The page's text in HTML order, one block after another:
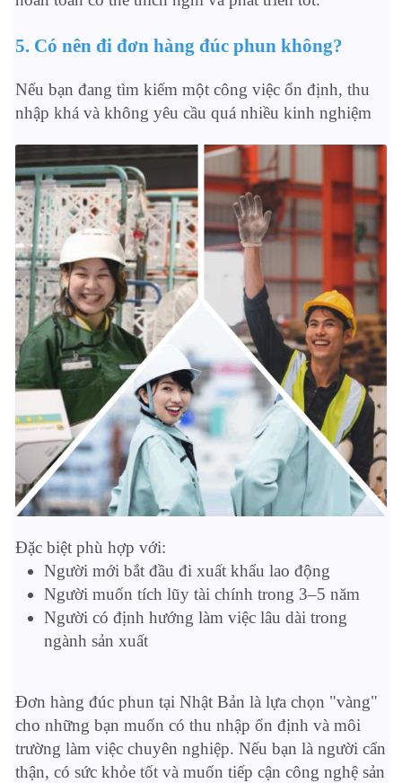
5. Có nên đi đơn hàng đúc phun không?
Nếu bạn đang tìm kiếm một công việc ổn định, thu
nhập khá và không yêu cầu quá nhiều kinh nghiệm
Đặc biệt phù hợp với:
Người mới bắt đầu đi xuất khẩu lao động
Người muốn tích lũy tài chính trong 3–5 năm
Người có định hướng làm việc lâu dài trong
ngành sản xuất
Đơn hàng đúc phun tại Nhật Bản là lựa chọn "vàng"
cho những bạn muốn có thu nhập ổn định và môi
trường làm việc chuyên nghiệp. Nếu bạn là người cẩn
thận, có sức khỏe tốt và muốn tiếp cận công nghệ sản